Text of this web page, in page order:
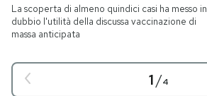
La scoperta di almeno quindici casi ha messo in
dubbio l'utilità della discussa vaccinazione di
massa anticipata
1/4